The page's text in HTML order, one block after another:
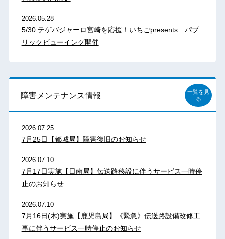
2026.05.28
5/30 テゲバジャーロ宮崎を応援！いちごpresents パブ
リックビューイング開催
障害メンテナンス情報
一覧を見
る
2026.07.25
7月25日【都城局】障害復旧のお知らせ
2026.07.10
7月17日実施【日南局】伝送路移設に伴うサービス一時停
止のお知らせ
2026.07.10
7月16日(木)実施【鹿児島局】《緊急》伝送路設備改修工
事に伴うサービス一時停止のお知らせ